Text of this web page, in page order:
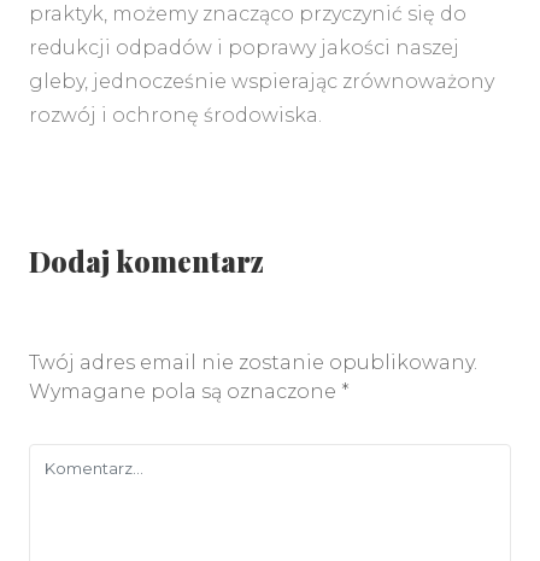
praktyk, możemy znacząco przyczynić się do
redukcji odpadów i poprawy jakości naszej
gleby, jednocześnie wspierając zrównoważony
rozwój i ochronę środowiska.
Dodaj komentarz
Twój adres email nie zostanie opublikowany.
Wymagane pola są oznaczone *